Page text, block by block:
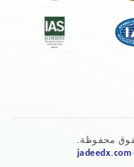
·
jadeedx.com